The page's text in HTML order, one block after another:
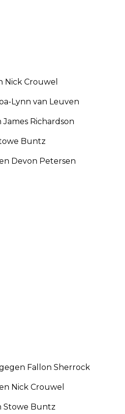
Nick Crouwel
Lynn van Leuven
Richardson
Buntz
Devon Petersen
Fallon Sherrock
Nick Crouwel
Stowe Buntz